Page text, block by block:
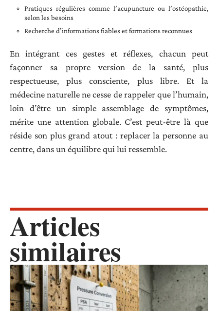
Pratiques régulières comme l’acupuncture ou l’ostéopathie,
selon les besoins
Recherche d’informations fiables et formations reconnues
En intégrant ces gestes et réflexes, chacun peut
façonner sa propre version de la santé, plus
respectueuse, plus consciente, plus libre. Et la
médecine naturelle ne cesse de rappeler que l’humain,
loin d’être un simple assemblage de symptômes,
mérite une attention globale. C’est peut-être là que
réside son plus grand atout : replacer la personne au
centre, dans un équilibre qui lui ressemble.
Articles
similaires